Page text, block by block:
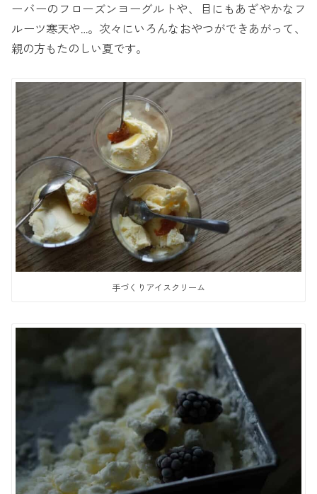
ーバーのフローズンヨーグルトや、目にもあざやかなフ
ルーツ寒天や…。次々にいろんなおやつができあがって、
親の方もたのしい夏です。
手づくりアイスクリーム